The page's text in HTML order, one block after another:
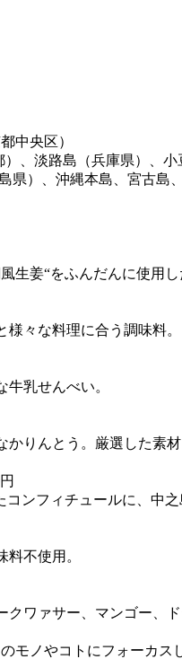
中央区）
、淡路島（兵庫県）、
）、沖縄本島、宮古島
生姜“をふんだんに使用し
々な料理に合う調味料。
乳せんべい。
りんとう。厳選した素
ンフィチュールに、中
不使用。
ワァサー、マンゴー、ド
モノやコトにフォーカ